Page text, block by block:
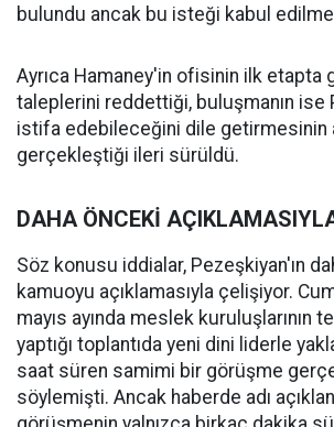
bulundu ancak bu isteği kabul
Ayrıca Hamaney'in ofisinin ilk etapta
taleplerini reddettiği, buluşmanın ise
istifa edebileceğini dile getirmesinin
gerçekleştiği ileri sürüldü.
DAHA ÖNCEKİ
Söz konusu iddialar, Pezeşkiyan'ın
kamuoyu açıklamasıyla çelişiyor.
mayıs ayında meslek kuruluşlarının
yaptığı toplantıda yeni dini liderle
saat süren samimi bir görüşme
söylemişti. Ancak haberde adı